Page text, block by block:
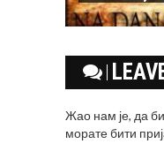
Жао нам је, да
моратебити